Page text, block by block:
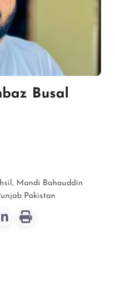
Busal
Mandi Bahauddin
Pakistan